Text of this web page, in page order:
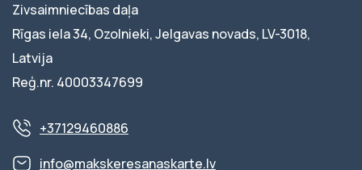
Zivsaimniecības daļa
Rīgas iela 34, Ozolnieki, Jelgavas novads, LV-3018,
Latvija
Reģ.nr. 40003347699
+37129460886
info@makskeresanaskarte.lv